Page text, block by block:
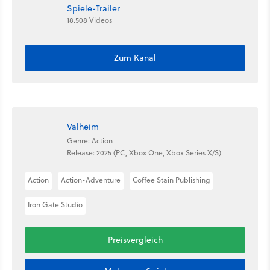
Spiele-Trailer
18.508 Videos
Zum Kanal
Valheim
Genre: Action
Release: 2025 (PC, Xbox One, Xbox Series X/S)
Action Action-Adventure Coffee Stain Publishing
Iron Gate Studio
Preisvergleich